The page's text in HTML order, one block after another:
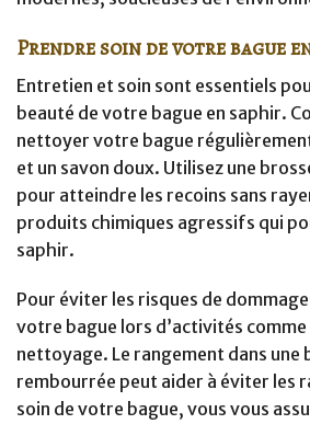
Prendre soin de votre bague
Entretien et soin sont essentiels
beauté de votre bague en saphir.
nettoyer votre bague
et un savon doux. Utilisez une
pour atteindre les recoins sans
produits chimiques agressifs qui
saphir.
Pour éviter les risques de
votre bague lors d’activités comme
nettoyage. Le rangement dans une
rembourrée peut aider à éviter les
soin de votre bague, vous vous